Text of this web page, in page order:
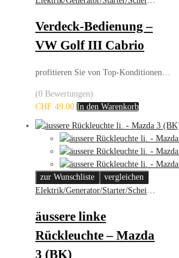
Verdeck-Bedienung –
VW Golf III Cabrio
profitieren Sie von Top-Konditionen…
(0 Bewertungen)
CHF 49.00 In den Warenkorb
zur Wunschliste
vergleichen
äussere linke
Rückleuchte – Mazda
3 (BK)